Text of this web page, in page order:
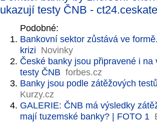
ukazují testy ČNB -
Podobné:
Bankovní sektor zůstává ve
krizi Novinky
České banky jsou připravené i
testy ČNB forbes.cz
Banky jsou podle zátěžových
Kurzy.cz
GALERIE: ČNB má výsledky
mají tuzemské banky? | FOTO 1